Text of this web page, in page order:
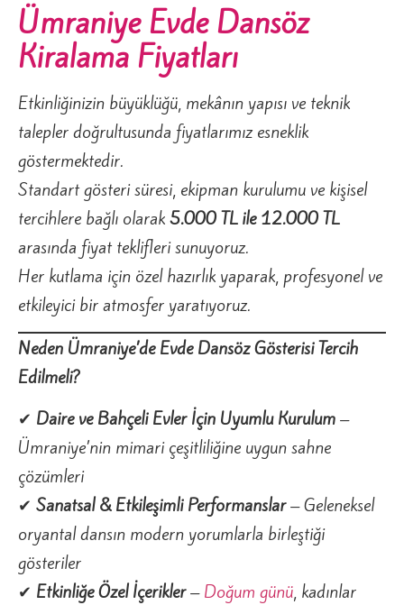
Ümraniye Evde Dansöz
Kiralama Fiyatları
Etkinliğinizin büyüklüğü, mekânın yapısı ve teknik
talepler doğrultusunda fiyatlarımız esneklik
göstermektedir.
Standart gösteri süresi, ekipman kurulumu ve kişisel
tercihlere bağlı olarak5.000 TL ile 12.000 TL
arasında fiyat teklifleri sunuyoruz.
Her kutlama için özel hazırlık yaparak, profesyonel ve
etkileyici bir atmosfer yaratıyoruz.
Neden Ümraniye’de Evde Dansöz Gösterisi Tercih
Edilmeli?
✔ Daire ve Bahçeli Evler İçin Uyumlu Kurulum–
Ümraniye’nin mimari çeşitliliğine uygun sahne
çözümleri
✔ Sanatsal & Etkileşimli Performanslar– Geleneksel
oryantal dansın modern yorumlarla birleştiği
gösteriler
✔ Etkinliğe Özel İçerikler–Doğum günü, kadınlar